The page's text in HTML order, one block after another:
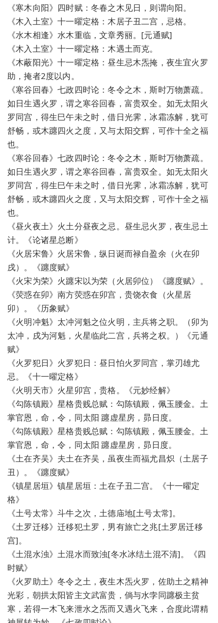
《寒木向阳》四时赋：冬春之木见日，则谓向阳。
《木入土室》十一曜定格：木居子丑二宫，忌格。
《水木相逢》水木重临，文章秀丽。[元通赋]
《木入土室》十一曜定格：木遇土而克。
《木蔽阳光》十一曜定格：昼生忌木炁掩，夜生宜火罗
助，掩者2度以内。
《寒谷回春》七政四时论：冬令之木，斯时万物萧疏。
如日生遇火罗，谓之寒谷回春，富贵双全。如无太阳火
罗同宫，得生巳午未之时，借日光霁，冰霜冻解，犹可
舒畅，或木躔四火之度，又与太阳交辉，可作十全之福
也。
《寒谷回春》七政四时论：冬令之木，斯时万物萧疏。
如日生遇火罗，谓之寒谷回春，富贵双全。如无太阳火
罗同宫，得生巳午未之时，借日光霁，冰霜冻解，犹可
舒畅，或木躔四火之度，又与太阳交辉，可作十全之福
也。
《昼火夜土》火土分昼夜之忌。昼生忌火罗，夜生忌土
计。《论诸星总断》
《火居宋鲁》火居宋鲁，纵日诞而禄自盈余（火在卯
戌）。《躔度赋》
《火宋为荣》火躔宋以为荣（火居卯位）《躔度赋》。
《荧惑在卯》南方荧惑在卯宫，贵饶衣食（火星居
卯）。《历象赋》
《火明冲魁》太冲河魁之位火明，主兵将之职。（卯为
太冲，戌为河魁，火星临此二宫，兵将之权。）《元通
赋》
《火罗犯日》火罗犯日：昼日怕火罗同宫，掌刃雄尤
忌。《十一曜定格》
《火明天市》火星卯宫，贵格。《元妙经解》
《勾陈镇殿》星格贵贱总赋：勾陈镇殿，佩玉腰金。土
掌官恩，命，令，同太阳 躔虚星房，昴日度。
《勾陈镇殿》星格贵贱总赋：勾陈镇殿，佩玉腰金。土
掌官恩，命，令，同太阳 躔虚星房，昴日度。
《土在齐吴》夫土在齐吴，虽夜生而福尤昌炽（土居子
丑）。《躔度赋》
《镇星居垣》镇星居垣：土在子丑二宫。《十一曜定
格》
《土号太常》斗牛之次，土德庙地[土号太常]。
《土罗迁移》迁移犯土罗，男有旅亡之兆[土罗居迁移
宫]。
《土混水浊》土混水而致浊[冬水冰结土混不清]。《四
时赋》
《火罗助土》冬令之土，夜生木炁火罗，佐助土之精神
光彩，朝拱太阳皆主文武富贵，倘与水孛同躔极主贫
寒，若得一木飞来泄水之炁而又遇火飞来，合度此谓精